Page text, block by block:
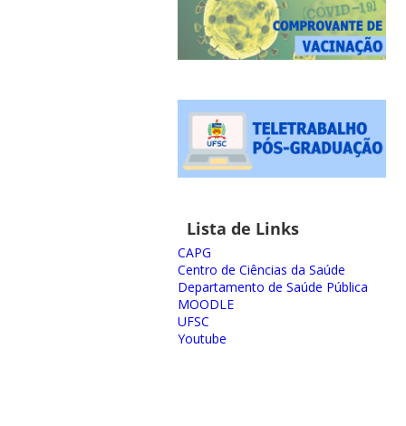
Lista de Links
CAPG
Centro de Ciências da Saúde
Departamento de Saúde Pública
MOODLE
UFSC
Youtube